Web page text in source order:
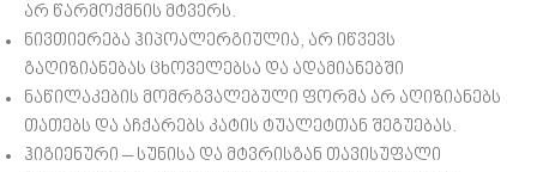
არ წარმოქმნის მტვერს.
ნივთიერება ჰიპოალერგიულია, არ იწვევს
გაღიზიანებას ცხოველებსა და ადამიანებში
ნაწილაკების მომრგვალებული ფორმა არ აღიზიანებს
თათებს და აჩქარებს კატის ტუალეტთან შეგუებას.
ჰიგიენური – სუნისა და მტვრისგან თავისუფალი